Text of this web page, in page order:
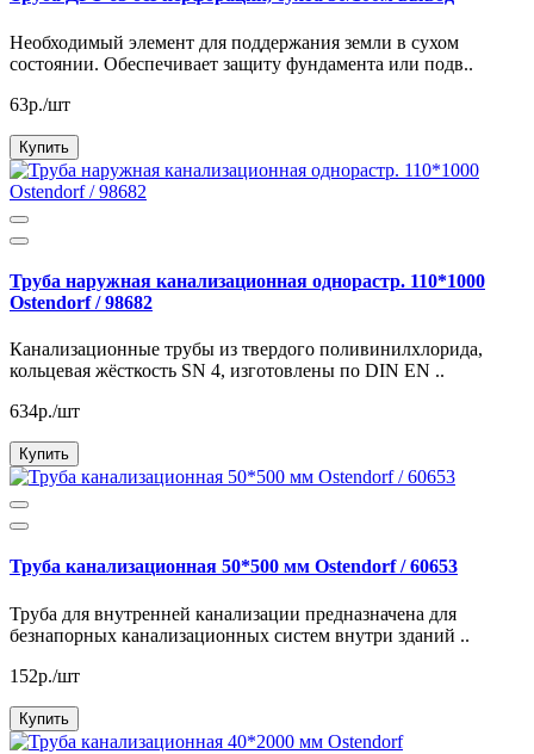
Необходимый элемент для поддержания земли в сухом
состоянии. Обеспечивает защиту фундамента или подв..
63р./шт
Купить
Труба наружная канализационная однорастр. 110*1000
Ostendorf / 98682
Канализационные трубы из твердого поливинилхлорида,
кольцевая жёсткость SN 4, изготовлены по DIN EN ..
634р./шт
Купить
Труба канализационная 50*500 мм Ostendorf / 60653
Труба для внутренней канализации предназначена для
безнапорных канализационных систем внутри зданий ..
152р./шт
Купить